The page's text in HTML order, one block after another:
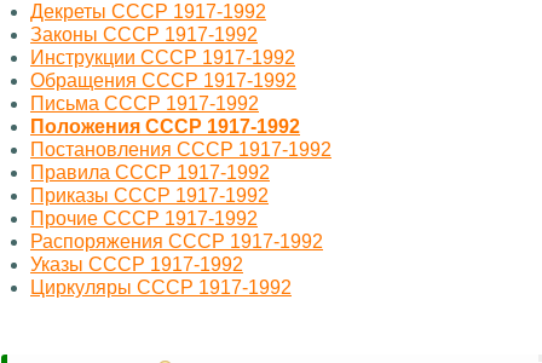
Декреты СССР 1917-1992
Законы СССР 1917-1992
Инструкции СССР 1917-1992
Обращения СССР 1917-1992
Письма СССР 1917-1992
Положения СССР 1917-1992
Постановления СССР 1917-1992
Правила СССР 1917-1992
Приказы СССР 1917-1992
Прочие СССР 1917-1992
Распоряжения СССР 1917-1992
Указы СССР 1917-1992
Циркуляры СССР 1917-1992